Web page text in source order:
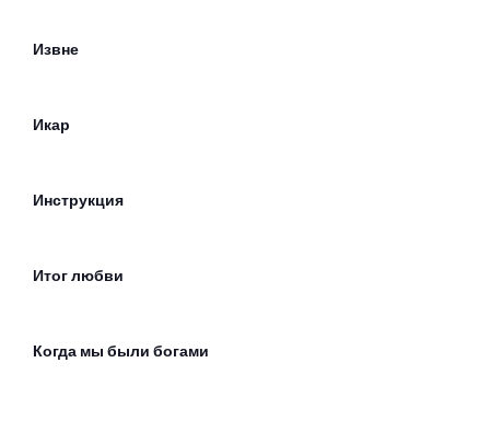
Извне
Икар
Инструкция
Итог любви
Когда мы были богами